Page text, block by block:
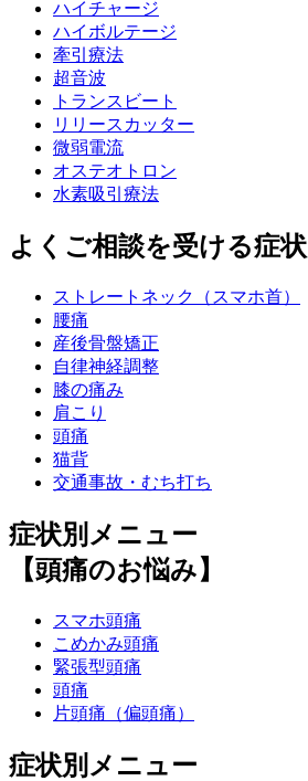
ハイチャージ
ハイボルテージ
牽引療法
超音波
トランスビート
リリースカッター
微弱電流
オステオトロン
水素吸引療法
よくご相談を受ける症状
ストレートネック（スマホ首）
腰痛
産後骨盤矯正
自律神経調整
膝の痛み
肩こり
頭痛
猫背
交通事故・むち打ち
症状別メニュー
【頭痛のお悩み】
スマホ頭痛
こめかみ頭痛
緊張型頭痛
頭痛
片頭痛（偏頭痛）
症状別メニュー